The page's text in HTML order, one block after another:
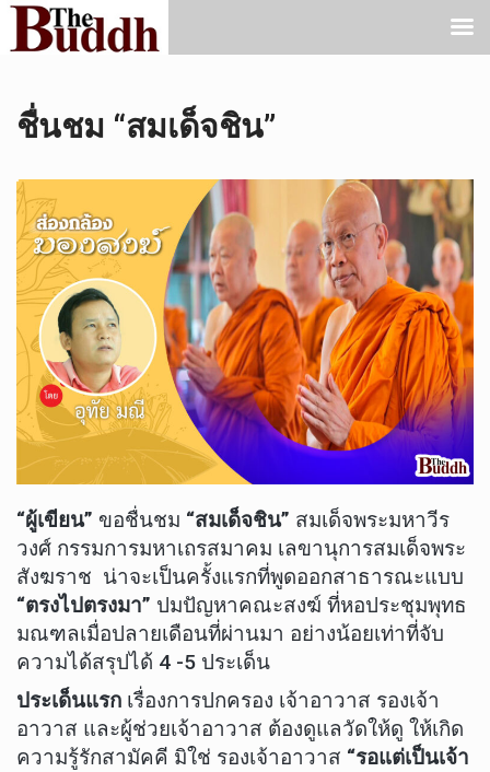
ชื่นชม “สมเด็จชิน”
“ผู้เขียน” ขอชื่นชม “สมเด็จชิน” สมเด็จพระมหาวีร
วงศ์ กรรมการมหาเถรสมาคม เลขานุการสมเด็จพระ
สังฆราช น่าจะเป็นครั้งแรกที่พูดออกสาธารณะแบบ
“ตรงไปตรงมา” ปมปัญหาคณะสงฆ์ ที่หอประชุมพุทธ
มณฑลเมื่อปลายเดือนที่ผ่านมา อย่างน้อยเท่าที่จับ
ความได้สรุปได้ 4 -5 ประเด็น
ประเด็นแรก เรื่องการปกครอง เจ้าอาวาส รองเจ้า
อาวาส และผู้ช่วยเจ้าอาวาส ต้องดูแลวัดให้ดู ให้เกิด
ความรู้รักสามัคคี มิใช่ รองเจ้าอาวาส “รอแต่เป็นเจ้า